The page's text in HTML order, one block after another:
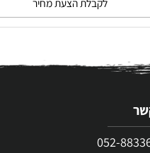
KR9556